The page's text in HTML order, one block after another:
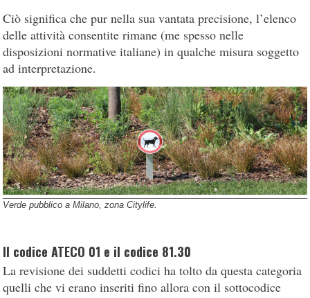
Ciò significa che pur nella sua vantata precisione, l’elenco
delle attività consentite rimane (me spesso nelle
disposizioni normative italiane) in qualche misura soggetto
ad interpretazione.
Verde pubblico a Milano, zona Citylife.
Il codice ATECO 01 e il codice 81.30
La revisione dei suddetti codici ha tolto da questa categoria
quelli che vi erano inseriti fino allora con il sottocodice